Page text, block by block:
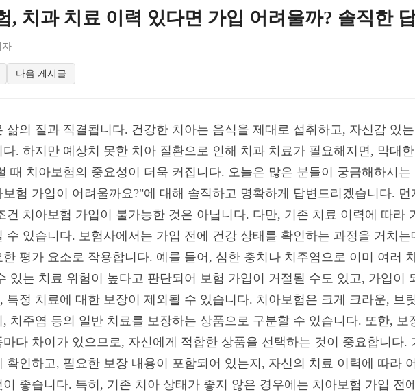
, 치과 치료 이력 있다면 가입 어려울까? 솔직한
자
다음 게시글
삶의 질과 직결됩니다. 건강한 치아는 음식을 제대로 섭취하고, 자신감 있
다. 하지만 예상치 못한 치아 질환으로 인해 치과 치료가 필요해지면, 막대
때 치아보험의 중요성이 더욱 커집니다. 오늘은 많은 분들이 궁금해하시
보험 가입이 어려울까요?"에 대해 솔직하고 명확하게 답변드리겠습니다.
건 치아보험 가입이 불가능한 것은 아닙니다. 다만, 기존 치료 이력에 따라
수 있습니다. 보험사에서는 가입 전에 건강 상태를 확인하는 과정을 거치
한 평가 요소로 작용합니다. 예를 들어, 심한 충치나 치주염으로 이미 여러
있는 치료 위험이 높다고 판단되어 보험 가입이 거절될 수도 있고, 가입이
특정 치료에 대한 보장이 제외될 수 있습니다. 치아보험은 크게 크라운, 브
, 치주염 등의 일반 치료를 보장하는 상품으로 구분할 수 있습니다. 또한, 보
마다 차이가 있으므로, 자신에게 적합한 상품을 선택하는 것이 중요합니다.
확인하고, 필요한 보장 내용이 포함되어 있는지, 자신의 치료 이력에 따라
이 좋습니다. 특히, 기존 치아 상태가 좋지 않은 경우에는 치아보험 가입 전